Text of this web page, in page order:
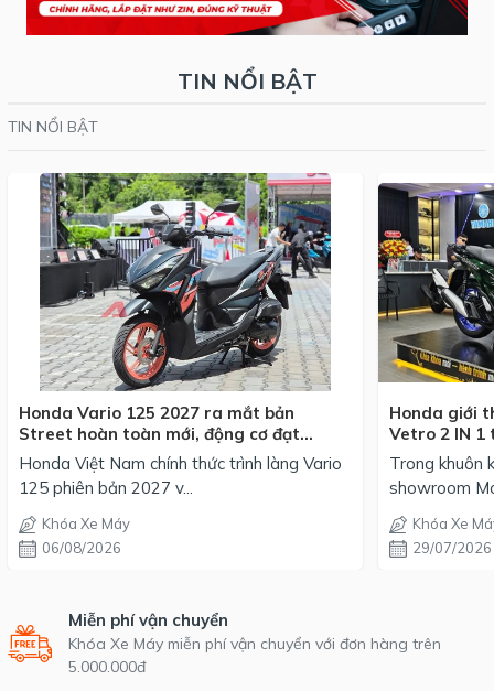
TIN NỔI BẬT
TIN NỔI BẬT
Honda Vario 125 2027 ra mắt bản
Street hoàn toàn mới, động cơ đạt
chuẩn EURO 4, giá từ 42,69 triệu đồng
Honda Việt Nam chính thức trình làng Vario
125 phiên bản 2027 v...
Khóa Xe Máy
06/08/2026
Honda giới
Vetro 2 IN 1
mỗi phối
Trong khuôn
showroom
Khóa Xe
29/07/2026
Miễn phí vận chuyển
Khóa Xe Máy miễn phí vận chuyển với đơn hàng trên
5.000.000đ